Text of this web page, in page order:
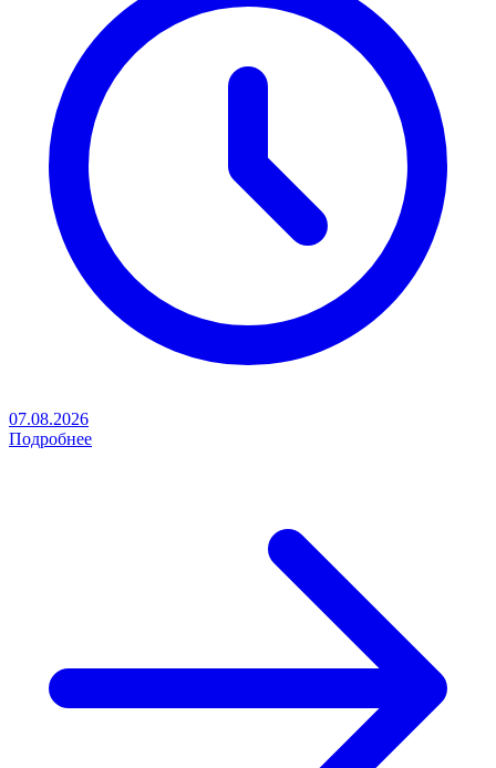
07.08.2026
Подробнее